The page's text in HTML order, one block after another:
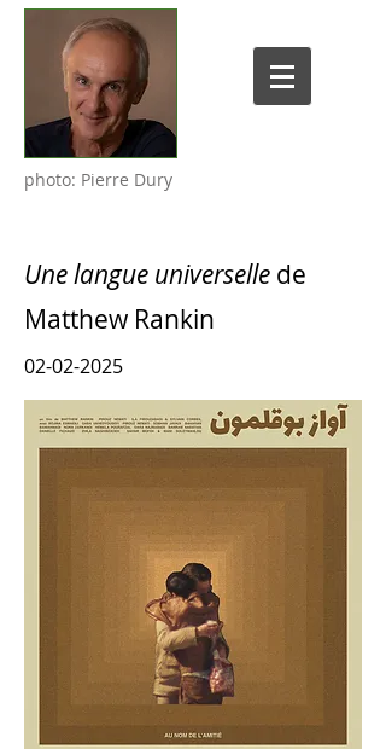
photo: Pierre Dury
Une langue universelle de
Matthew Rankin
02-02-2025